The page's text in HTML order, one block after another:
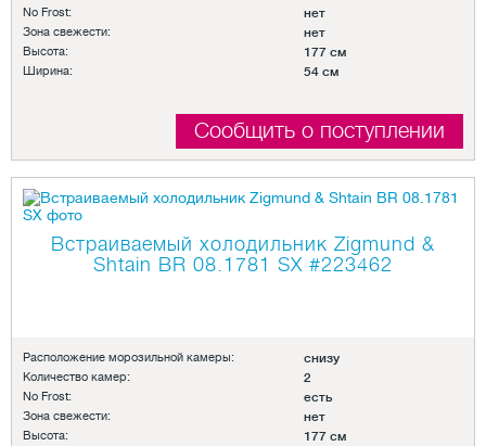
No Frost: нет
Зона свежести: нет
Высота: 177 см
Ширина: 54 см
Сообщить о поступлении
Встраиваемый холодильник Zigmund &
Shtain BR 08.1781 SX #223462
Расположение морозильной камеры: снизу
Количество камер: 2
No Frost: есть
Зона свежести: нет
Высота: 177 см